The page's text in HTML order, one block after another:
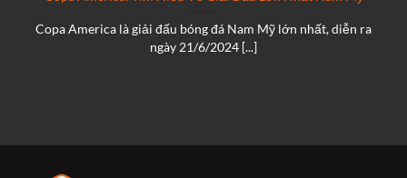
Copa America là giải đấu bóng đá Nam Mỹ lớn nhất, diễn ra
ngày 21/6/2024 [...]